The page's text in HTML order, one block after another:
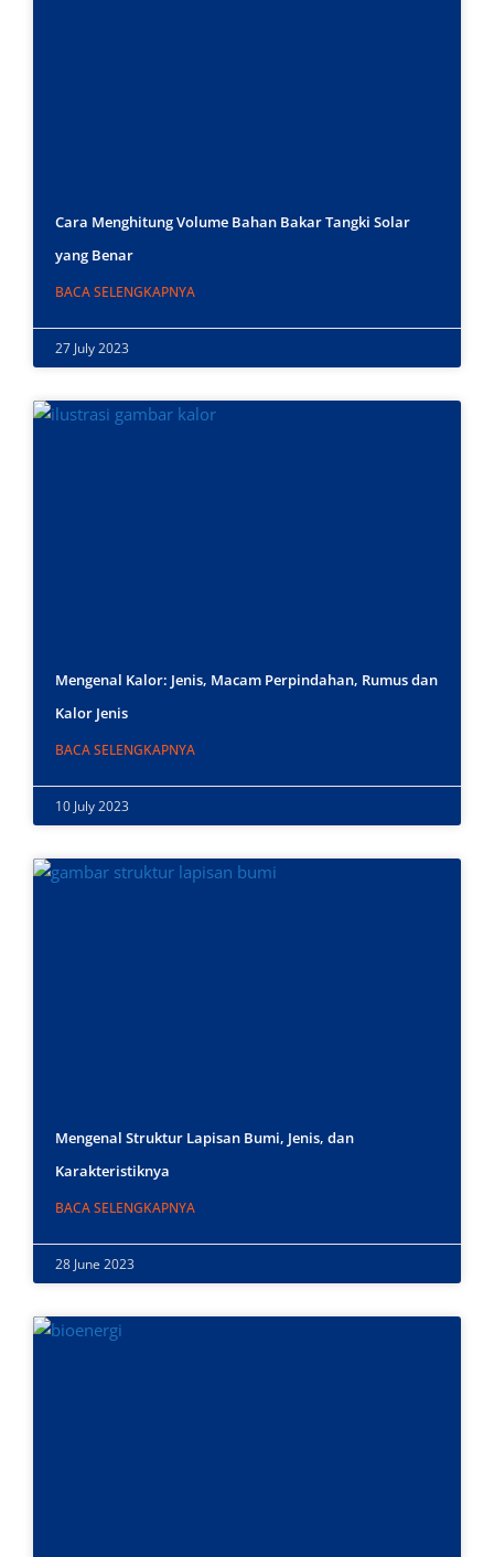
Cara Menghitung Volume Bahan Bakar Tangki Solar
yang Benar
BACA SELENGKAPNYA
27 July 2023
Mengenal Kalor: Jenis, Macam Perpindahan, Rumus dan
Kalor Jenis
BACA SELENGKAPNYA
10 July 2023
Mengenal Struktur Lapisan Bumi, Jenis, dan
Karakteristiknya
BACA SELENGKAPNYA
28 June 2023